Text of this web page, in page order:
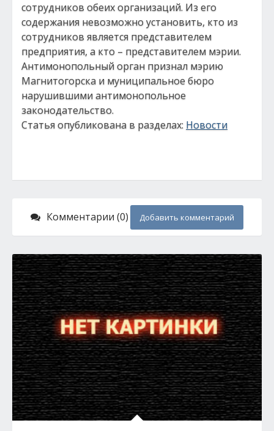
сотрудников обеих организаций. Из его
содержания невозможно установить, кто из
сотрудников является представителем
предприятия, а кто – представителем мэрии.
Антимонопольный орган признал мэрию
Магнитогорска и муниципальное бюро
нарушившими антимонопольное
законодательство.
Статья опубликована в разделах: Новости
Комментарии (0) Добавить комментарий